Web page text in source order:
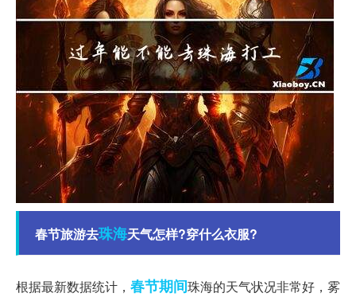
春节旅游去珠海天气怎样?穿什么衣服?
根据最新数据统计， 春节期间珠海的天气状况非常好，雾